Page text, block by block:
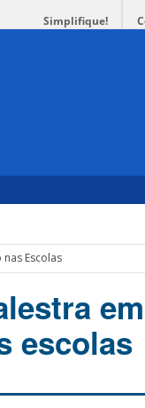
Simplifique!
Escolas
escolas